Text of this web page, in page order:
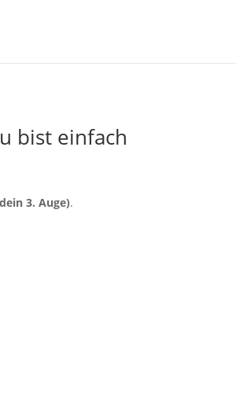
bist einfach
3. Auge).